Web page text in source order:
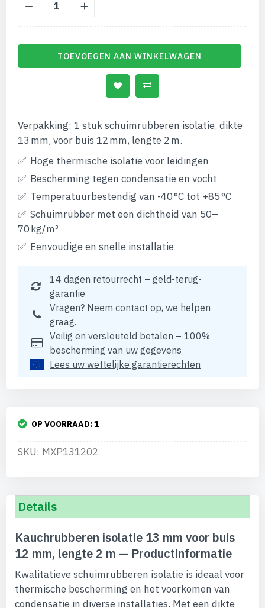
TOEVOEGEN AAN WINKELWAGEN
Verpakking: 1 stuk schuimrubberen isolatie, dikte
13 mm, voor buis 12 mm, lengte 2 m.
Hoge thermische isolatie voor leidingen
Bescherming tegen condensatie en vocht
Temperatuurbestendig van -40 °C tot +85 °C
Schuimrubber met een dichtheid van 50–
70 kg/m³
Eenvoudige en snelle installatie
14 dagen retourrecht – geld-terug-
garantie
Vragen? Neem contact op, we helpen
graag.
Veilig en versleuteld betalen – 100%
bescherming van uw gegevens
Lees uw wettelijke garantierechten
OP VOORRAAD:1
SKU: MXP131202
Details
Kauchrubberen isolatie 13 mm voor buis
12 mm, lengte 2 m — Productinformatie
Kwalitatieve schuimrubberen isolatie is ideaal voor
thermische bescherming en het voorkomen van
condensatie in diverse installaties. Met een dikte